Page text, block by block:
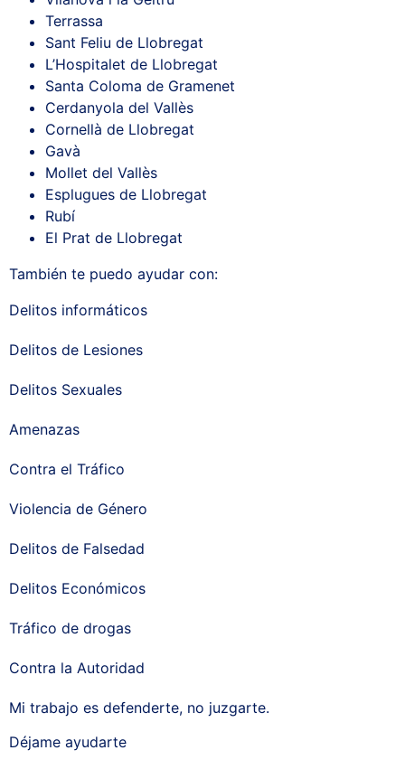
Terrassa
Sant Feliu de Llobregat
L’Hospitalet de Llobregat
Santa Coloma de Gramenet
Cerdanyola del Vallès
Cornellà de Llobregat
Gavà
Mollet del Vallès
Esplugues de Llobregat
Rubí
El Prat de Llobregat
También te puedo ayudar con:
Delitos informáticos
Delitos de Lesiones
Delitos Sexuales
Amenazas
Contra el Tráfico
Violencia de Género
Delitos de Falsedad
Delitos Económicos
Tráfico de drogas
Contra la Autoridad
Mi trabajo es defenderte, no juzgarte.
Déjame ayudarte